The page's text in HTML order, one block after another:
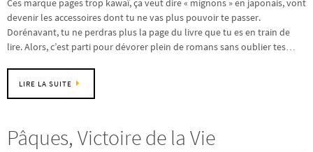
Ces marque pages trop kawaï, ça veut dire « mignons » en japonais, vont
devenir les accessoires dont tu ne vas plus pouvoir te passer.
Dorénavant, tu ne perdras plus la page du livre que tu es en train de
lire. Alors, c’est parti pour dévorer plein de romans sans oublier tes…
LIRE LA SUITE
Pâques, Victoire de la Vie